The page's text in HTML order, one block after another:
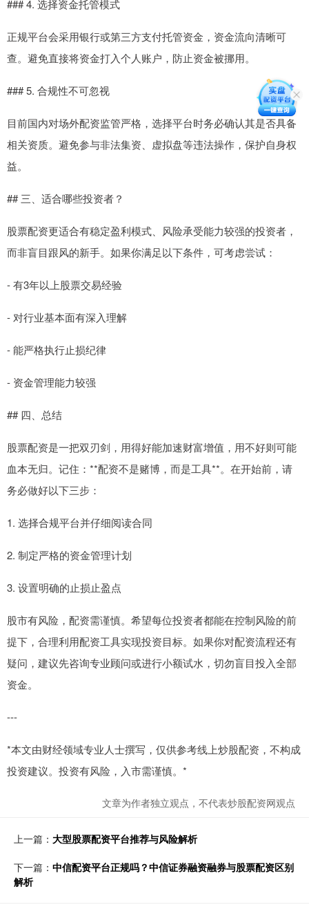
### 4. 选择资金托管模式
正规平台会采用银行或第三方支付托管资金，资金流向清晰可
查。避免直接将资金打入个人账户，防止资金被挪用。
### 5. 合规性不可忽视
目前国内对场外配资监管严格，选择平台时务必确认其是否具备
相关资质。避免参与非法集资、虚拟盘等违法操作，保护自身权
益。
## 三、适合哪些投资者？
股票配资更适合有稳定盈利模式、风险承受能力较强的投资者，
而非盲目跟风的新手。如果你满足以下条件，可考虑尝试：
- 有3年以上股票交易经验
- 对行业基本面有深入理解
- 能严格执行止损纪律
- 资金管理能力较强
## 四、总结
股票配资是一把双刃剑，用得好能加速财富增值，用不好则可能
血本无归。记住：**配资不是赌博，而是工具**。在开始前，请
务必做好以下三步：
1. 选择合规平台并仔细阅读合同
2. 制定严格的资金管理计划
3. 设置明确的止损止盈点
股市有风险，配资需谨慎。希望每位投资者都能在控制风险的前
提下，合理利用配资工具实现投资目标。如果你对配资流程还有
疑问，建议先咨询专业顾问或进行小额试水，切勿盲目投入全部
资金。
---
*本文由财经领域专业人士撰写，仅供参考线上炒股配资，不构成
投资建议。投资有风险，入市需谨慎。*
文章为作者独立观点，不代表炒股配资网观点
上一篇： 大型股票配资平台推荐与风险解析
下一篇： 中信配资平台正规吗？中信证券融资融券与股票配资区别
解析